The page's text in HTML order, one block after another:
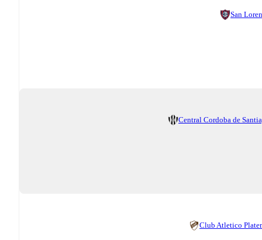
San
Central Cordoba de
Club Atletico